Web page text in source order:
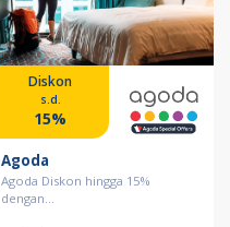
Diskon
s.d.
15%
Agoda
Agoda Diskon hingga 15%
dengan...